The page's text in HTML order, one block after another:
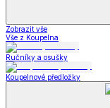
Zobrazit vše
Vše z Koupelna
Ručníky a osušky
Koupelnové předložky